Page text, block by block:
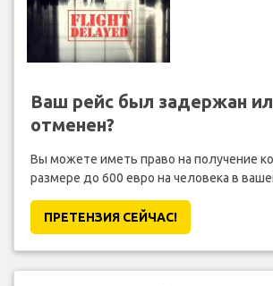
Ваш рейс был задержан
отменен?
Вы можете иметь право на получение
размере до 600 евро на человека в
ПРЕТЕНЗИЯ CЕЙЧАС!